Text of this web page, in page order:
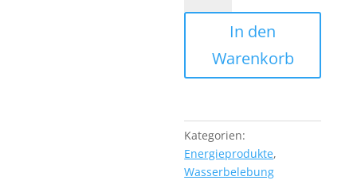
Energie
Menge
In den
Warenkorb
Kategorien:
Energieprodukte,
Wasserbelebung